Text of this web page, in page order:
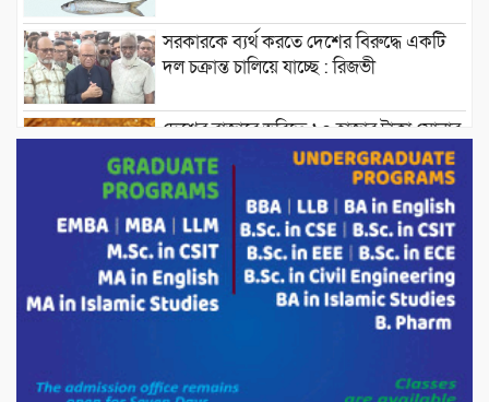
সরকারকে ব্যর্থ করতে দেশের বিরুদ্ধে একটি
দল চক্রান্ত চালিয়ে যাচ্ছে : রিজভী
দেশের বাজারে ভরিতে ১০ হাজার টাকা সোনার
দাম বাড়ানোর ঘোষণা।
ভারপ্রাপ্ত রাষ্ট্রপতি হাফিজ উদ্দিন আহমদের
সাথে এইচটি বাংলা অনলাইন পোর্টাল ও আইপি
টিভির সম্পাদক মোঃ ইসমাইল হোসেনের
সৌজন্য সাক্ষাৎ।
পাটগ্রামে জুলাই অভ্যুত্থান দিবস উপলক্ষে